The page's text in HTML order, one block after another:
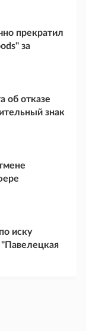
прекратил
за
об отказе
знак
иску
"Павелецкая